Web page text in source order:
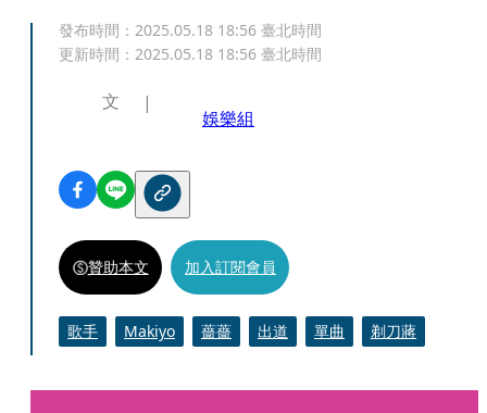
發布時間： 2025.05.18 18:56 臺北時間
更新時間： 2025.05.18 18:56 臺北時間
文
娛樂組
贊助本文 加入訂閱會員
歌手 Makiyo 薔薔 出道 單曲 剃刀蔣